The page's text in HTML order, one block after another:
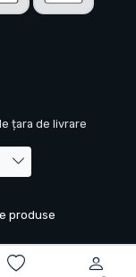
țara de livrare
produse